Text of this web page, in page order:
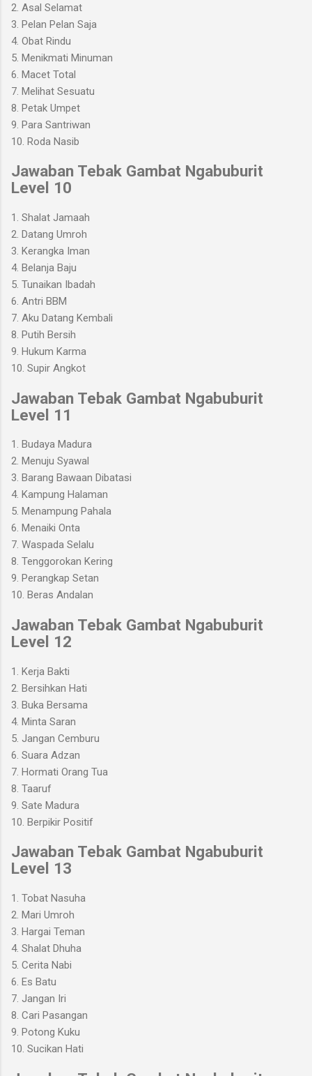
2. Asal Selamat
3. Pelan Pelan Saja
4. Obat Rindu
5. Menikmati Minuman
6. Macet Total
7. Melihat Sesuatu
8. Petak Umpet
9. Para Santriwan
10. Roda Nasib
Jawaban Tebak Gambat Ngabuburit
Level 10
1. Shalat Jamaah
2. Datang Umroh
3. Kerangka Iman
4. Belanja Baju
5. Tunaikan Ibadah
6. Antri BBM
7. Aku Datang Kembali
8. Putih Bersih
9. Hukum Karma
10. Supir Angkot
Jawaban Tebak Gambat Ngabuburit
Level 11
1. Budaya Madura
2. Menuju Syawal
3. Barang Bawaan Dibatasi
4. Kampung Halaman
5. Menampung Pahala
6. Menaiki Onta
7. Waspada Selalu
8. Tenggorokan Kering
9. Perangkap Setan
10. Beras Andalan
Jawaban Tebak Gambat Ngabuburit
Level 12
1. Kerja Bakti
2. Bersihkan Hati
3. Buka Bersama
4. Minta Saran
5. Jangan Cemburu
6. Suara Adzan
7. Hormati Orang Tua
8. Taaruf
9. Sate Madura
10. Berpikir Positif
Jawaban Tebak Gambat Ngabuburit
Level 13
1. Tobat Nasuha
2. Mari Umroh
3. Hargai Teman
4. Shalat Dhuha
5. Cerita Nabi
6. Es Batu
7. Jangan Iri
8. Cari Pasangan
9. Potong Kuku
10. Sucikan Hati